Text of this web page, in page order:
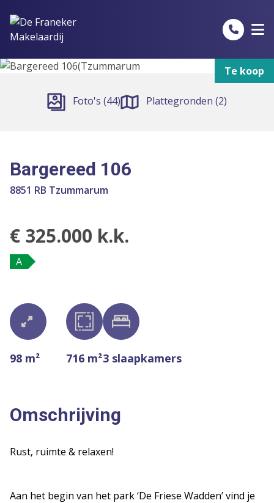
Te koop
Foto's (44) Plattegronden (2)
Bargereed 106
8851 RB Tzummarum
€ 325.000 k.k.
A
98 m² 716 m²3 slaapkamers
Omschrijving
Rust, ruimte & relaxen!
Aan het begin van het park ‘De Friese Wadden’ vind je